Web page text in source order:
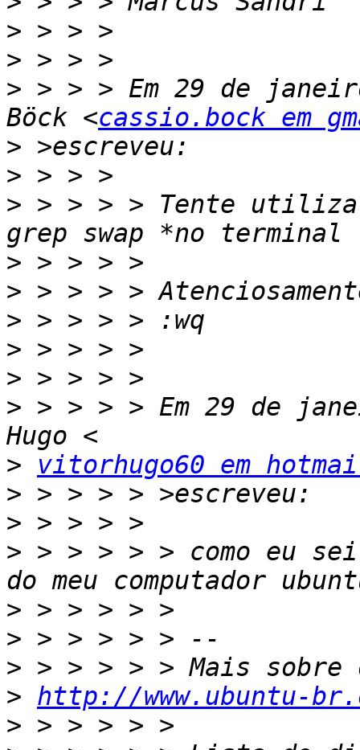
>
>
> > > > Em 29 de
Böck <cassio.bock em
>
>
> > > > > Tente
>
>
>
>
>
> > > > > Em 29 de
>
vitorhugo60 em
>
>
> > > > > > como eu
>
>
>
> http://www.ubuntu-
>